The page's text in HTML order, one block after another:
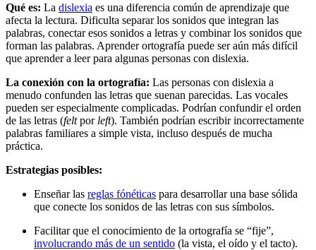
Qué es: La dislexia es una diferencia común de aprendizaje que
afecta la lectura. Dificulta separar los sonidos que integran las
palabras, conectar esos sonidos a letras y combinar los sonidos que
forman las palabras. Aprender ortografía puede ser aún más difícil
que aprender a leer para algunas personas con dislexia.
La conexión con la ortografía: Las personas con dislexia a
menudo confunden las letras que suenan parecidas. Las vocales
pueden ser especialmente complicadas. Podrían confundir el orden
de las letras (feltpor left). También podrían escribir incorrectamente
palabras familiares a simple vista, incluso después de mucha
práctica.
Estrategias posibles:
Enseñar las reglas fónéticas para desarrollar una base sólida
que conecte los sonidos de las letras con sus símbolos.
Facilitar que el conocimiento de la ortografía se “fije”,
involucrando más de un sentido (la vista, el oído y el tacto).